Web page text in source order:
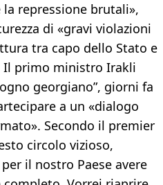
repressione brutali»,
di «gravi violazioni
tra capo dello Stato e
Il primo ministro Irakli
georgiano”, giorni fa
a un «dialogo
Secondo il premier
circolo vizioso,
il nostro Paese avere